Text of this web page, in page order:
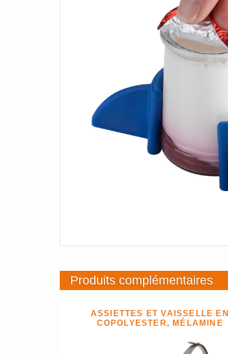
Produits complémentaires
ASSIETTES ET VAISSELLE EN
COPOLYESTER, MÉLAMINE